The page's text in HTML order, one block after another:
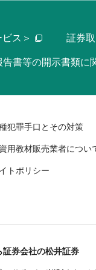
ス＞ 証券
書等の開示書類に
犯罪手口とその対策
用教材販売業者につい
トポリシー
券会社の松井証券